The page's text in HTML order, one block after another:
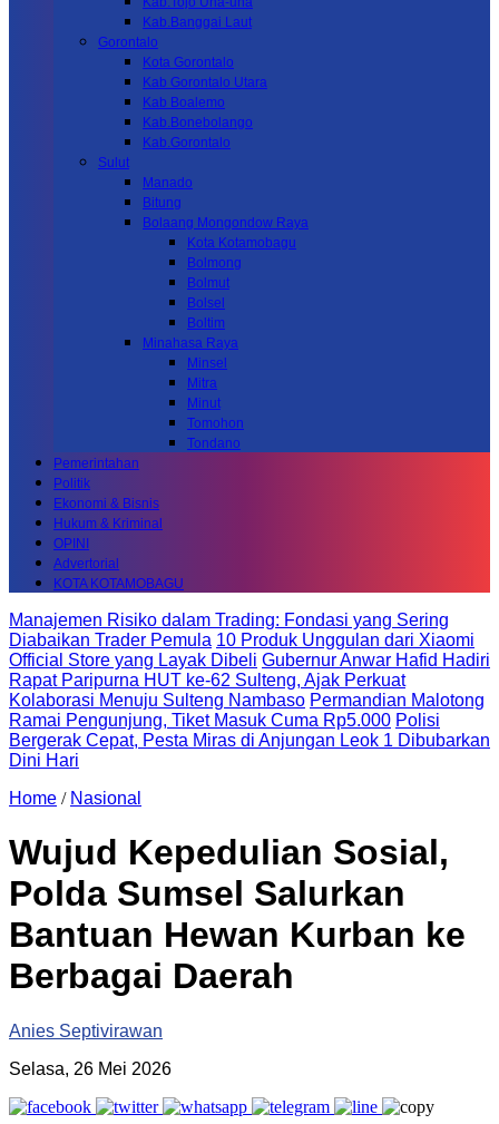
Kab.Banggai Laut
Gorontalo
Kota Gorontalo
Kab Gorontalo Utara
Kab Boalemo
Kab.Bonebolango
Kab.Gorontalo
Sulut
Manado
Bitung
Bolaang Mongondow Raya
Kota Kotamobagu
Bolmong
Bolmut
Bolsel
Boltim
Minahasa Raya
Minsel
Mitra
Minut
Tomohon
Tondano
Pemerintahan
Politik
Ekonomi & Bisnis
Hukum & Kriminal
OPINI
Advertorial
KOTA KOTAMOBAGU
Manajemen Risiko dalam Trading: Fondasi yang Sering
Diabaikan Trader Pemula 10 Produk Unggulan dari Xiaomi
Official Store yang Layak Dibeli Gubernur Anwar Hafid Hadiri
Rapat Paripurna HUT ke-62 Sulteng, Ajak Perkuat
Kolaborasi Menuju Sulteng Nambaso Permandian Malotong
Ramai Pengunjung, Tiket Masuk Cuma Rp5.000 Polisi
Bergerak Cepat, Pesta Miras di Anjungan Leok 1 Dibubarkan
Dini Hari
Home / Nasional
Wujud Kepedulian Sosial,
Polda Sumsel Salurkan
Bantuan Hewan Kurban ke
Berbagai Daerah
Anies Septivirawan
Selasa, 26 Mei 2026